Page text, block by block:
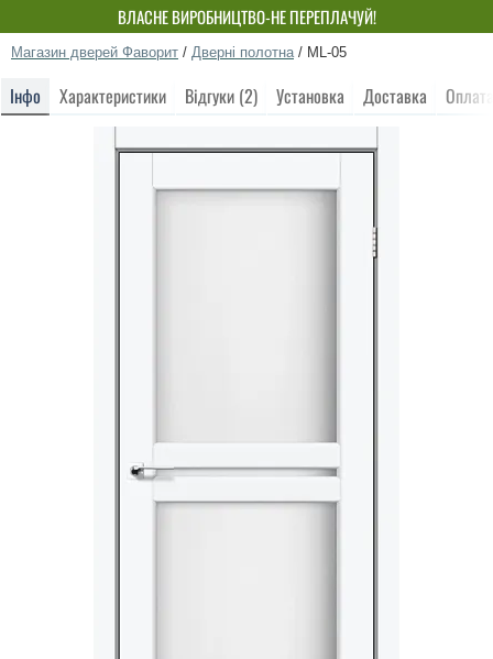
ВЛАСНЕ ВИРОБНИЦТВО-НЕ ПЕРЕПЛАЧУЙ!
Магазин дверей Фаворит / Дверні полотна / ML-05
Інфо Характеристики Відгуки (2) Установка Доставка Оплата